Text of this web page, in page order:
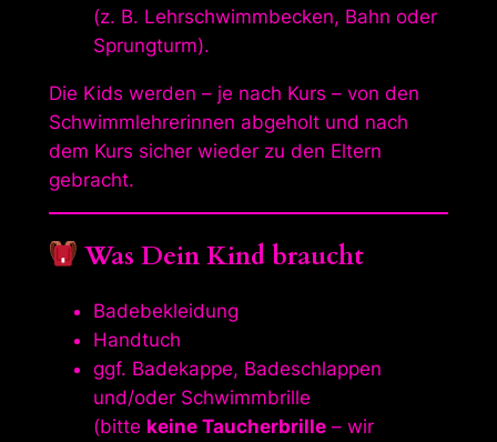
(z. B. Lehrschwimmbecken, Bahn oder
Sprungturm).
Die Kids werden – je nach Kurs – von den
Schwimmlehrerinnen abgeholt und nach
dem Kurs sicher wieder zu den Eltern
gebracht.
Was Dein Kind braucht
Badebekleidung
Handtuch
ggf. Badekappe, Badeschlappen
und/oder Schwimmbrille
(bitte keine Taucherbrille– wir